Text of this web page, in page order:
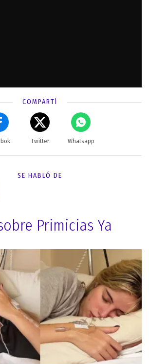
COMPARTÍ
Twitter Whatsapp
SE HABLÓ DE
Primicias Ya